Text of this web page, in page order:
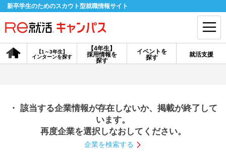
新卒学生のためのスカウト型就職情報サイト
【4年生】
採用情報を
探す
【1～3年生】
インターンを探す
イベントを
探す
就活支援
会員登録 ログイン
探す
【4年生】
説明会を探す
・ 該当する企業情報が存在しないか、掲載が終了して
います。
再度企業を選択しなおしてください。
企業を検索する